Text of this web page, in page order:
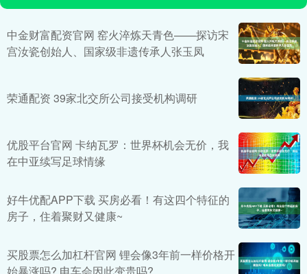
中金财富配资官网 窑火淬炼天青色——探访宋
宫汝瓷创始人、国家级非遗传承人张玉凤
荣通配资 39家北交所公司接受机构调研
优股平台官网 卡纳瓦罗：世界杯机会无价，我
在中亚续写足球情缘
好牛优配APP下载 买房必看！有这四个特征的
房子，住着聚财又健康~
买股票怎么加杠杆官网 锂会像3年前一样价格开